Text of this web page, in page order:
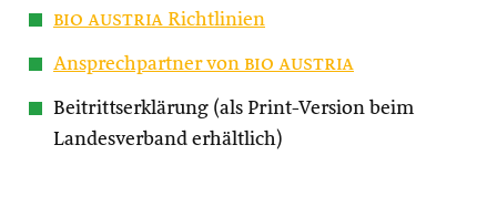
bio austria Richtlinien
Ansprechpartner von bio austria
Beitrittserklärung (als Print-Version beim
Landesverband erhältlich)